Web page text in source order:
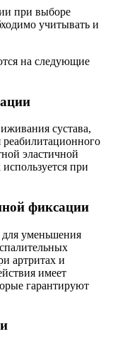
при выборе
учитывать и
на следующие
сустава,
эластичной
при
фиксации
уменьшения
артритах и
имеет
гарантируют